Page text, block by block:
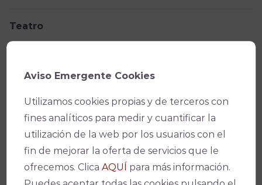
Teatro
Fecha(s)
09/03/2024 -17:00
09/03/2024 -20:00
Precio
De 12€ a 15€
Aviso Emergente Cookies
Utilizamos cookies propias y de terceros con
fines analíticos para medir y cuantificar la
utilización de la web por los usuarios con el
fin de mejorar la oferta de servicios que le
ofrecemos. ClicaAQUÍ para más información.